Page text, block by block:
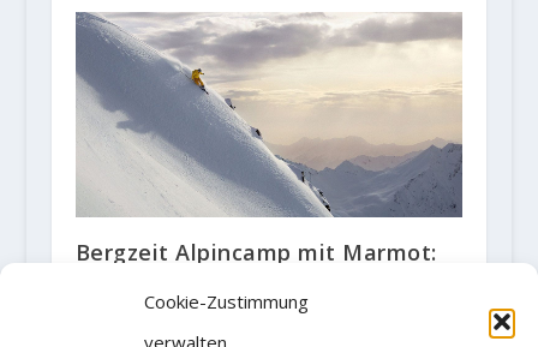
Cookie-Zustimmung
verwalten
Bergzeit Alpincamp mit Marmot:
10. September 2018